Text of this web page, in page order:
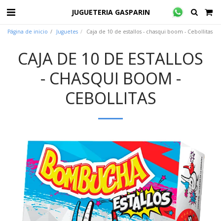
JUGUETERIA GASPARIN
Página de inicio Juguetes Caja de 10 de estallos - chasqui boom - Cebollitas
CAJA DE 10 DE ESTALLOS
- CHASQUI BOOM -
CEBOLLITAS